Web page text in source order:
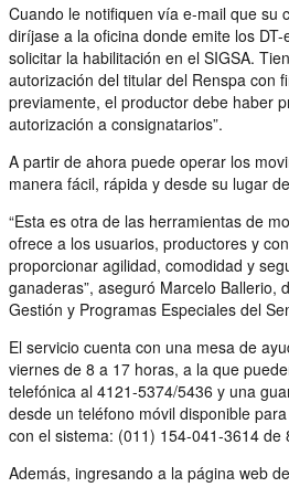
Cuando le notifiquen vía e-mail que su
diríjase a la oficina donde emite los
solicitar la habilitación en el SIGSA.
autorización del titular del Renspa con
previamente, el productor debe haber
autorización a consignatarios”.
A partir de ahora puede operar los
manera fácil, rápida y desde su lugar
“Esta es otra de las herramientas de
ofrece a los usuarios, productores y
proporcionar agilidad, comodidad y
ganaderas”, aseguró Marcelo Ballerio,
Gestión y Programas Especiales del
El servicio cuenta con una mesa de
viernes de 8 a 17 horas, a la que
telefónica al 4121-5374/5436 y una
desde un teléfono móvil disponible
con el sistema: (011) 154-041-3614 de
Además, ingresando a la página web